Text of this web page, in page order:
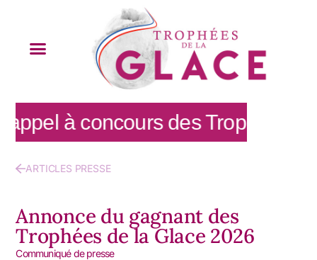
à concours des Trophées
ARTICLES PRESSE
Annonce du gagnant des
Trophées de la Glace 2026
Communiqué de presse